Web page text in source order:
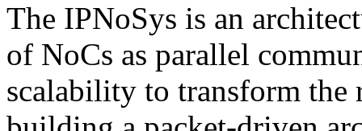
The IPNoSys is an
of NoCs as parallel
scalability to transform the